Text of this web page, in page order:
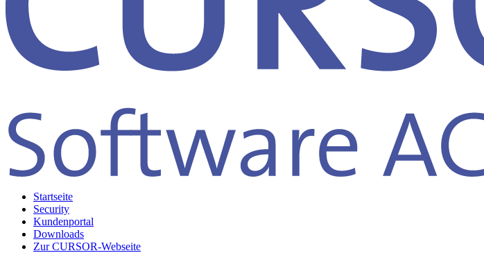
Startseite
Security
Kundenportal
Downloads
Zur CURSOR-Webseite